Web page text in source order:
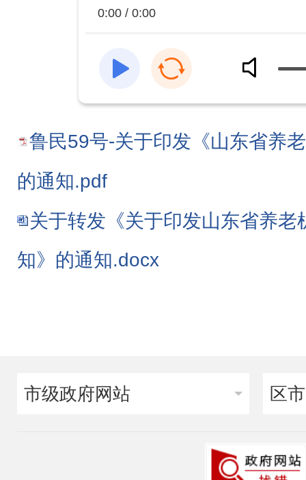
0:00 / 0:00
鲁民59号-关于印发《山东省养
的通知.pdf
关于转发《关于印发山东省养
知》的通知.docx
市级政府网站 区